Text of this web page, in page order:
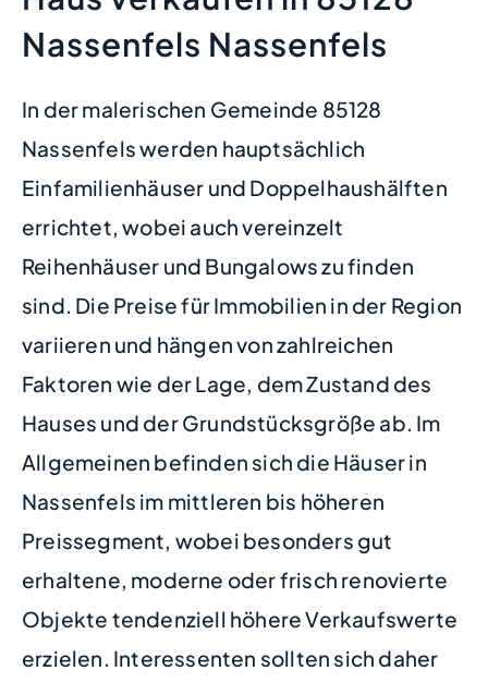
Nassenfels Nassenfels
In der malerischen Gemeinde 85128
Nassenfels werden hauptsächlich
Einfamilienhäuser und Doppelhaushälften
errichtet, wobei auch vereinzelt
Reihenhäuser und Bungalows zu finden
sind. Die Preise für Immobilien in der Region
variieren und hängen von zahlreichen
Faktoren wie der Lage, dem Zustand des
Hauses und der Grundstücksgröße ab. Im
Allgemeinen befinden sich die Häuser in
Nassenfels im mittleren bis höheren
Preissegment, wobei besonders gut
erhaltene, moderne oder frisch renovierte
Objekte tendenziell höhere Verkaufswerte
erzielen. Interessenten sollten sich daher